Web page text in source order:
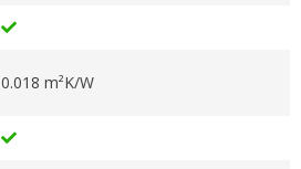
0.018 m²K/W